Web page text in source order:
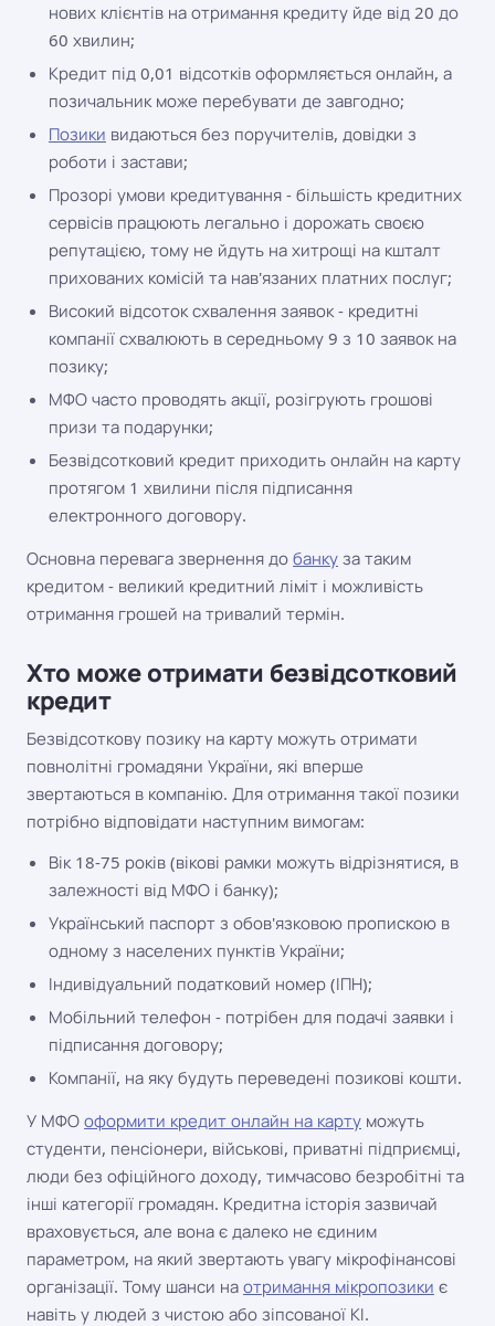
нових клієнтів на отримання кредиту йде від 20 до
60 хвилин;
Кредит під 0,01 відсотків оформляється онлайн, а
позичальник може перебувати де завгодно;
Позики видаються без поручителів, довідки з
роботи і застави;
Прозорі умови кредитування - більшість кредитних
сервісів працюють легально і дорожать своєю
репутацією, тому не йдуть на хитрощі на кшталт
прихованих комісій та нав'язаних платних послуг;
Високий відсоток схвалення заявок - кредитні
компанії схвалюють в середньому 9 з 10 заявок на
позику;
МФО часто проводять акції, розігрують грошові
призи та подарунки;
Безвідсотковий кредит приходить онлайн на карту
протягом 1 хвилини після підписання
електронного договору.
Основна перевага звернення до банку за таким
кредитом - великий кредитний ліміт і можливість
отримання грошей на тривалий термін.
Хто може отримати безвідсотковий
кредит
Безвідсоткову позику на карту можуть отримати
повнолітні громадяни України, які вперше
звертаються в компанію. Для отримання такої позики
потрібно відповідати наступним вимогам:
Вік 18-75 років (вікові рамки можуть відрізнятися, в
залежності від МФО і банку);
Український паспорт з обов'язковою пропискою в
одному з населених пунктів України;
Індивідуальний податковий номер (ІПН);
Мобільний телефон - потрібен для подачі заявки і
підписання договору;
Компанії, на яку будуть переведені позикові кошти.
У МФО оформити кредит онлайн на карту можуть
студенти, пенсіонери, військові, приватні підприємці,
люди без офіційного доходу, тимчасово безробітні та
інші категорії громадян. Кредитна історія зазвичай
враховується, але вона є далеко не єдиним
параметром, на який звертають увагу мікрофінансові
організації. Тому шанси на отримання мікропозики є
навіть у людей з чистою або зіпсованої КІ.